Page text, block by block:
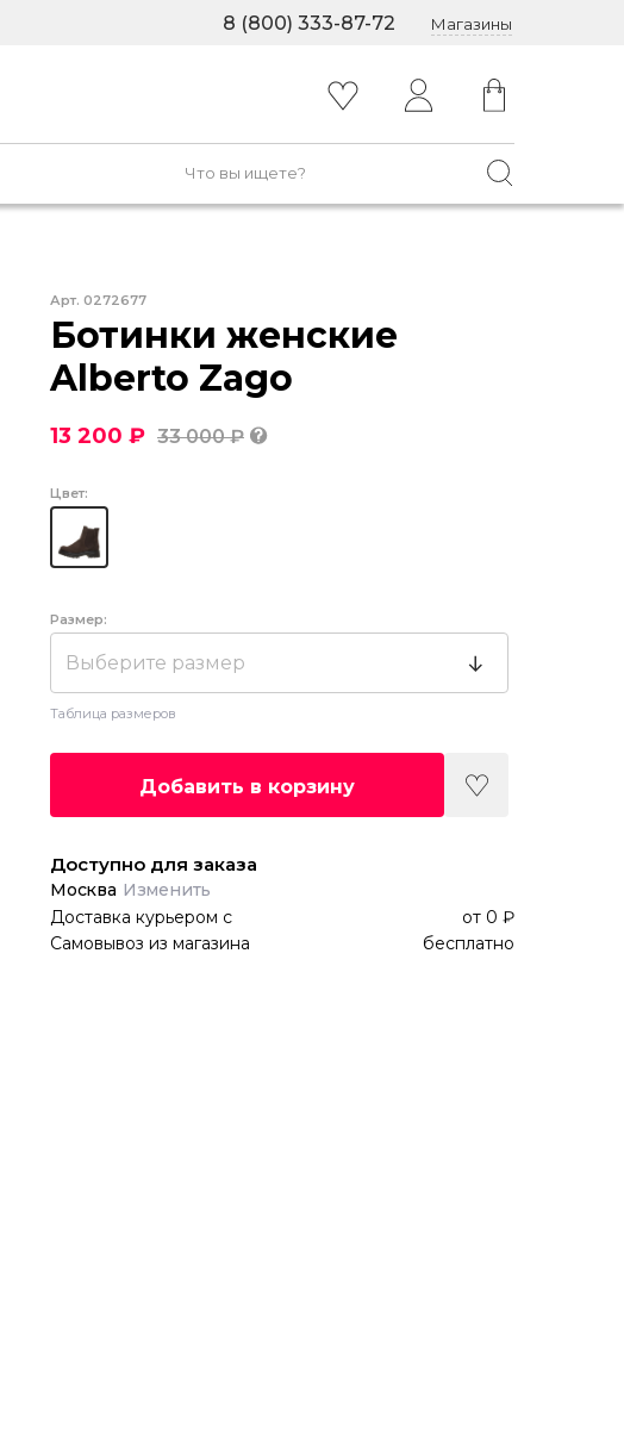
8 (800) 333-87-72 Магазины
Арт. 0272677
Ботинки женские
Alberto Zago
13 200 ₽ 33 000 ₽
Цвет:
Размер:
Выберите размер
Таблица размеров
Добавить в корзину
Доступно для заказа
Москва Изменить
Доставка курьером с от 0 ₽
Самовывоз из магазина
бесплатно